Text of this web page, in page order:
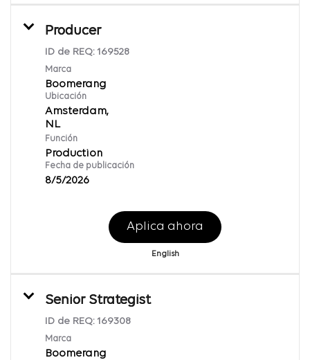
Producer
ID de REQ: 169528
Marca
Boomerang
Ubicación
Amsterdam,
Función
Production
Fecha de publicación
8/5/2026
Aplica ahora
English
Senior Strategist
ID de REQ: 169308
Marca
Boomerang